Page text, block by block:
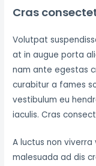
Cras
Volutpat
at in augue porta
nam ante egestas
curabitur a fames
vestibulum eu
iaculis. Cras
A luctus non
malesuada ad dis